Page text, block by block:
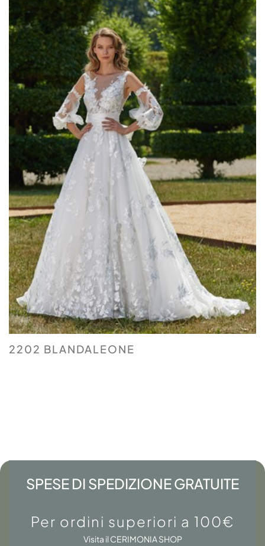
2202 BLANDALEONE
SPESE DI SPEDIZIONE GRATUITE
Per ordini superiori a 100€
Visita il CERIMONIA SHOP